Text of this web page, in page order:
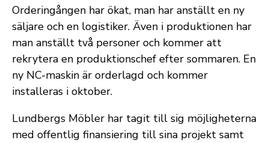
Orderingången har ökat, man har anställt en ny
säljare och en logistiker. Även i produktionen har
man anställt två personer och kommer att
rekrytera en produktionschef efter sommaren. En
ny NC-maskin är orderlagd och kommer
installeras i oktober.
Lundbergs Möbler har tagit till sig möjligheterna
med offentlig finansiering till sina projekt samt